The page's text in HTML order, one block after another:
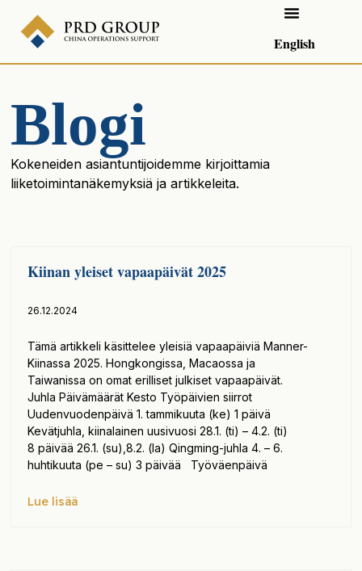
English
Blogi
Kokeneiden asiantuntijoidemme kirjoittamia
liiketoimintanäkemyksiä ja artikkeleita.
Kiinan yleiset vapaapäivät 2025
26.12.2024
Tämä artikkeli käsittelee yleisiä vapaapäiviä Manner-
Kiinassa 2025. Hongkongissa, Macaossa ja
Taiwanissa on omat erilliset julkiset vapaapäivät.
Juhla Päivämäärät Kesto Työpäivien siirrot
Uudenvuodenpäivä 1. tammikuuta (ke) 1 päivä
Kevätjuhla, kiinalainen uusivuosi 28.1. (ti) – 4.2. (ti)
8 päivää 26.1. (su),8.2. (la) Qingming-juhla 4. – 6.
huhtikuuta (pe – su) 3 päivää Työväenpäivä
Lue lisää